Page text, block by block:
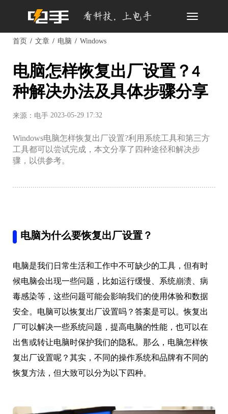
Toggle
首页 文章 电脑 Windows
电脑怎样恢复出厂设置？4
种解决办法及具体步骤分享
来源：电手 2023-05-29 17:32
Windows电脑怎样恢复出厂设置?利用系统工具和第三方
工具都可以尝试完成，本文分享了四种途径和解决步
骤，以供参考。
电脑为什么要恢复出厂设置？
电脑是我们日常生活和工作中不可缺少的工具，但有时
候电脑会出现一些问题，比如运行缓慢、系统崩溃、病
毒感染等，这些问题可能会影响我们的使用体验和数据
安全。电脑可以恢复出厂设置吗？答案是可以。恢复出
厂可以解决一些系统问题，提高电脑的性能，也可以在
出售或转让电脑时保护我们的隐私。那么，电脑怎样恢
复出厂设置呢？其实，不同的操作系统和品牌有不同的
恢复方法，但大致可以分为以下四种。